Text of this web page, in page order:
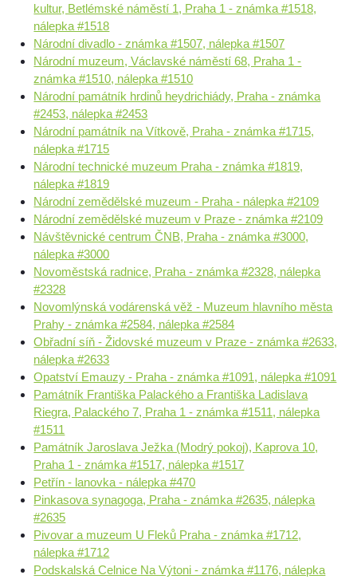
kultur, Betlémské náměstí 1, Praha 1 - známka #1518,
nálepka #1518
Národní divadlo - známka #1507, nálepka #1507
Národní muzeum, Václavské náměstí 68, Praha 1 -
známka #1510, nálepka #1510
Národní památník hrdinů heydrichiády, Praha - známka
#2453, nálepka #2453
Národní památník na Vítkově, Praha - známka #1715,
nálepka #1715
Národní technické muzeum Praha - známka #1819,
nálepka #1819
Národní zemědělské muzeum - Praha - nálepka #2109
Národní zemědělské muzeum v Praze - známka #2109
Návštěvnické centrum ČNB, Praha - známka #3000,
nálepka #3000
Novoměstská radnice, Praha - známka #2328, nálepka
#2328
Novomlýnská vodárenská věž - Muzeum hlavního města
Prahy - známka #2584, nálepka #2584
Obřadní síň - Židovské muzeum v Praze - známka #2633,
nálepka #2633
Opatství Emauzy - Praha - známka #1091, nálepka #1091
Památník Františka Palackého a Františka Ladislava
Riegra, Palackého 7, Praha 1 - známka #1511, nálepka
#1511
Památník Jaroslava Ježka (Modrý pokoj), Kaprova 10,
Praha 1 - známka #1517, nálepka #1517
Petřín - lanovka - nálepka #470
Pinkasova synagoga, Praha - známka #2635, nálepka
#2635
Pivovar a muzeum U Fleků Praha - známka #1712,
nálepka #1712
Podskalská Celnice Na Výtoni - známka #1176, nálepka